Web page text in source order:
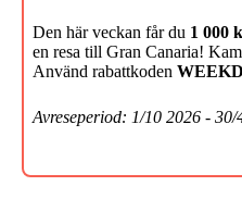
Den här veckan får du 1 000
en resa till Gran Canaria!
Använd rabattkoden
Avreseperiod: 1/10 2026 -